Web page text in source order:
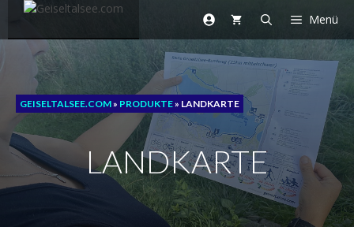
Zum
springen
Menü
GEISELTALSEE.COM» PRODUKTE» LANDKARTE
LANDKARTE